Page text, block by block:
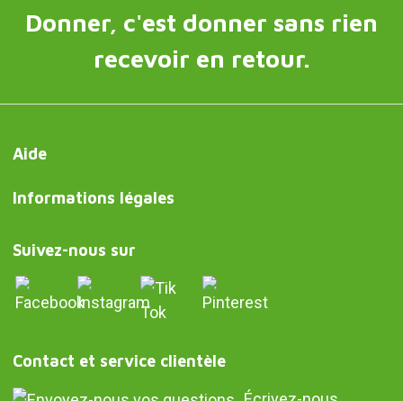
Donner, c'est donner sans rien
recevoir en retour.
Aide
Informations légales
Suivez-nous sur
Contact et service clientèle